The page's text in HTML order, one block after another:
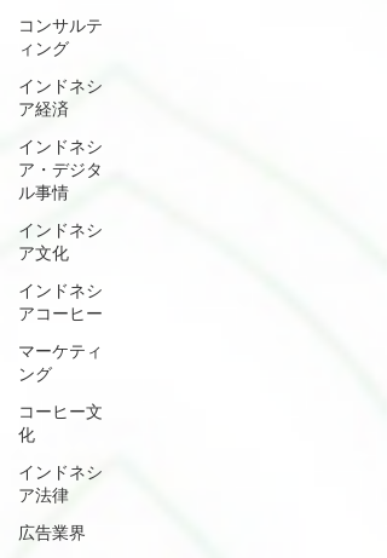
コンサルテ
ィング
インドネシ
ア経済
インドネシ
ア・デジタ
ル事情
インドネシ
ア文化
インドネシ
アコーヒー
マーケティ
ング
コーヒー文
化
インドネシ
ア法律
広告業界